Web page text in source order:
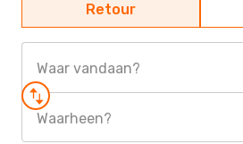
Retour
Waar vandaan?
Waarheen?